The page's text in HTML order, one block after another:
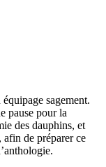
sagement.
pause pour la
des dauphins, et
afin de préparer ce